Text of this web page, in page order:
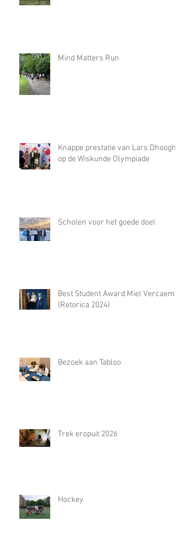
Mind Matters Run
Knappe prestatie van Lars Dhooghe
op de Wiskunde Olympiade
Scholen voor het goede doel
Best Student Award Miel Vercaemst
(Retorica 2024)
Bezoek aan Tabloo
Trek eropuit 2026
Hockey